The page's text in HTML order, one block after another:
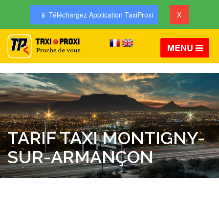
📱 Téléchargez Application TaxiProxi X
MENU
TARIF TAXI MONTIGNY-
SUR-ARMANÇON